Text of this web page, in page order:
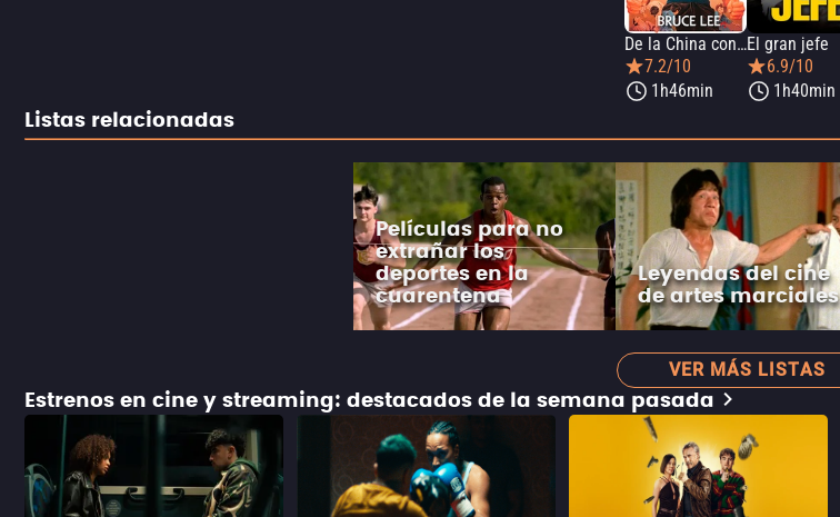
De la China con furor
7.2/10
1h46min
El gran jefe
6.9/10
1h40min
Listas relacionadas
Películas para no
extrañar los
deportes en la
cuarentena
Leyendas del cine
de artes marciales
VER MÁS LISTAS
Estrenos en cine y streaming: destacados de la semana pasada